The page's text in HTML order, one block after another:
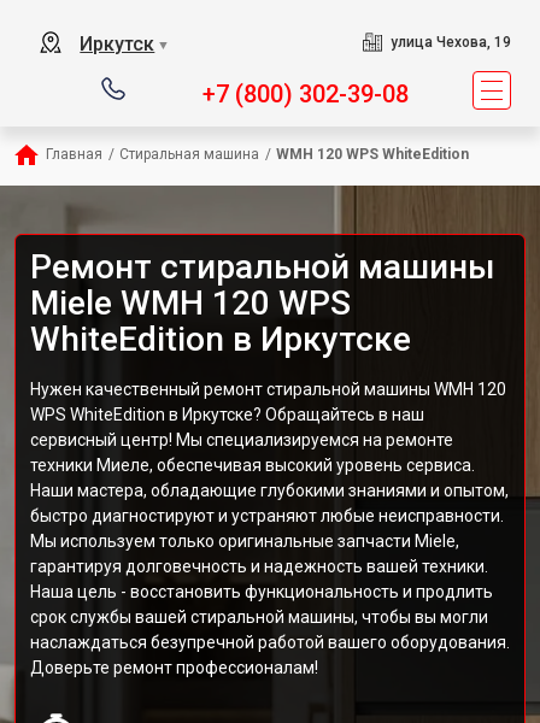
Иркутск ▼ улица Чехова, 19
+7 (800) 302-39-08
Главная / Стиральная машина / WMH 120 WPS WhiteEdition
Ремонт стиральной машины
Miele WMH 120 WPS
WhiteEdition в Иркутске
Нужен качественный ремонт стиральной машины WMH 120
WPS WhiteEdition в Иркутске? Обращайтесь в наш
сервисный центр! Мы специализируемся на ремонте
техники Миеле, обеспечивая высокий уровень сервиса.
Наши мастера, обладающие глубокими знаниями и опытом,
быстро диагностируют и устраняют любые неисправности.
Мы используем только оригинальные запчасти Miele,
гарантируя долговечность и надежность вашей техники.
Наша цель - восстановить функциональность и продлить
срок службы вашей стиральной машины, чтобы вы могли
наслаждаться безупречной работой вашего оборудования.
Доверьте ремонт профессионалам!